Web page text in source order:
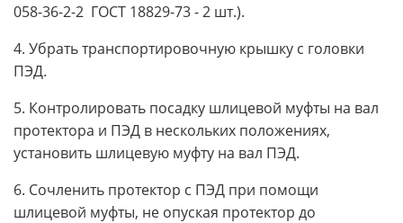
058-36-2-2 ГОСТ 18829-73 - 2 шт.).
4. Убрать транспортировочную крышку с головки
ПЭД.
5. Контролировать посадку шлицевой муфты на вал
протектора и ПЭД в нескольких положениях,
установить шлицевую муфту на вал ПЭД.
6. Сочленить протектор с ПЭД при помощи
шлицевой муфты, не опуская протектор до